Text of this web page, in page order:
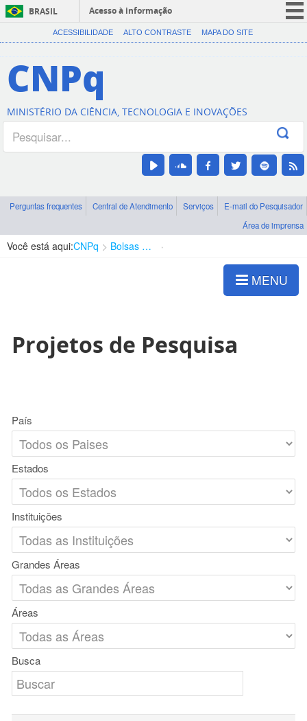
BRASIL
Acesso à informação
CORONAVÍRUS (COVID-19)
Canais
ACESSIBILIDADE ALTO CONTRASTE MAPA DO SITE
CNPq
MINISTÉRIO DA CIÊNCIA, TECNOLOGIA E INOVAÇÕES
Perguntas frequentes Central de Atendimento Serviços
E-mail do Pesquisador
Área de imprensa
Você está aqui:CNPq Bolsas e Auxílios Vigentes
MENU
Projetos de Pesquisa
País
Estados
Instituições
Grandes Áreas
Áreas
Busca